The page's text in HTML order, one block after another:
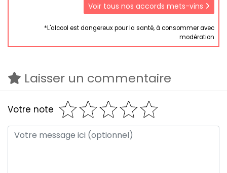
Voir tous nos accords mets-vins
*L'alcool est dangereux pour la santé, à consommer avec
modération
Laisser un commentaire
Votre note